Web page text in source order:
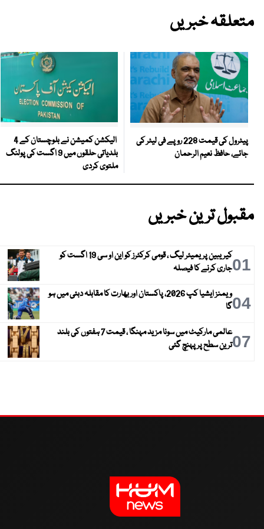
متعلقہ خبریں
پیٹرول کی قیمت 228 روپے فی لیٹر کی
جائے، حافظ نعیم الرحمان
الیکشن کمیشن نے بلوچستان کے 4
بلدیاتی حلقوں میں 9 اگست کی پولنگ
ملتوی کردی
مقبول ترین خبریں
01
کیریبین پریمیئر لیگ ، قومی کرکٹرز کو این او سی 19 اگست کو
جاری کرنے کا فیصلہ
04
ویمنز ایشیا کپ 2026، پاکستان اور بھارت کا مقابلہ دبئی میں ہو
گا
07
عالمی مارکیٹ میں سونا مزید مہنگا ، قیمت 7 ہفتوں کی بلند
ترین سطح پر پہنچ گئی